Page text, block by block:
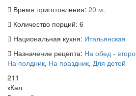
Время приготовления: 20 м.
Количество порций: 6
Национальная кухня: Итальянская
Назначение рецепта: На обед -
На полдник, На праздник, Для детей
211
кКал